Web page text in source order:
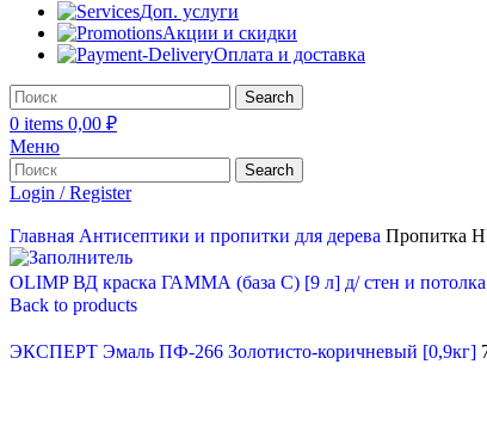
Доп. услуги
Акции и скидки
Оплата и доставка
Search
0 items 0,00 ₽
Меню
Search
Login / Register
Главная Антисептики и пропитки для дерева Пропитка
OLIMP ВД краска ГАММА (база С) [9 л] д/ стен и
Back to products
ЭКСПЕРТ Эмаль ПФ-266 Золотисто-коричневый [0,9кг]